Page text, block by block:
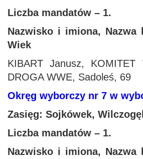
Liczba mandatów – 1.
Nazwisko i imiona, Nazwa
Wiek
KIBART Janusz, KOMITET
DROGA WWE, Sadoleś, 69
Okręg wyborczy nr 7 w
Zasięg: Sojkówek,
Liczba mandatów – 1.
Nazwisko i imiona, Nazwa